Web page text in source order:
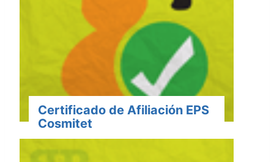
Certificado de Afiliación EPS
Cosmitet